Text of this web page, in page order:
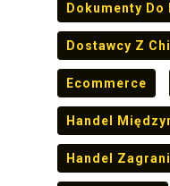
Dokumenty Do
Dostawcy Z
Ecommerce
Handel
Handel